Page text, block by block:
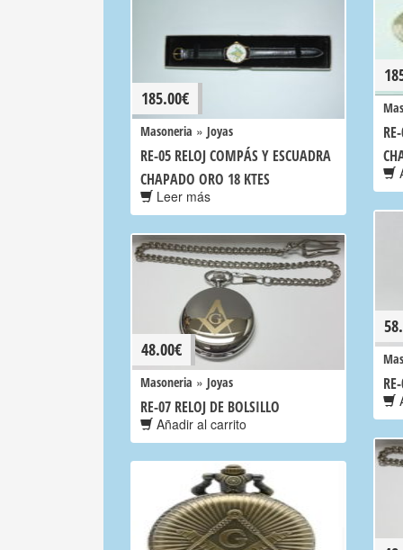
185.00€
Masoneria » Joyas
RE-05 RELOJ COMPÁS Y ESCUADRA
CHAPADO ORO 18 KTES
Leer más
48.00€
Masoneria » Joyas
RE-07 RELOJ DE BOLSILLO
Añadir al carrito